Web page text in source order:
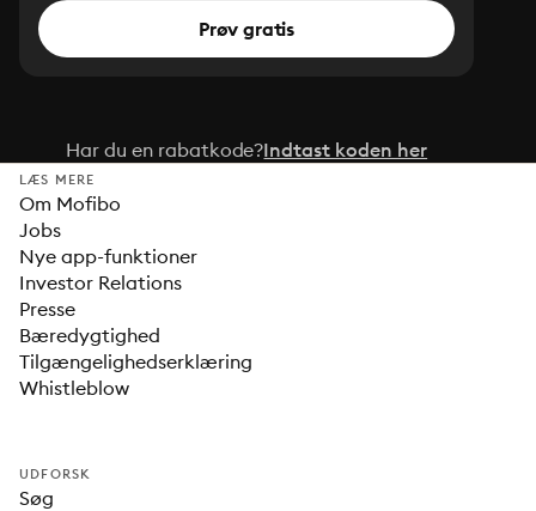
Prøv gratis
Har du en rabatkode?Indtast koden her
LÆS MERE
Om Mofibo
Jobs
Nye app-funktioner
Investor Relations
Presse
Bæredygtighed
Tilgængelighedserklæring
Whistleblow
UDFORSK
Søg